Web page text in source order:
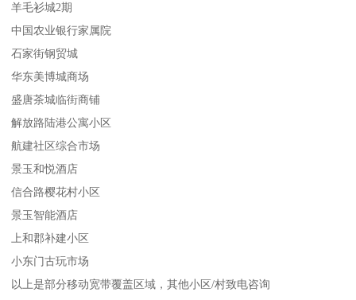
羊毛衫城2期
中国农业银行家属院
石家街钢贸城
华东美博城商场
盛唐茶城临街商铺
解放路陆港公寓小区
航建社区综合市场
景玉和悦酒店
信合路樱花村小区
景玉智能酒店
上和郡补建小区
小东门古玩市场
以上是部分移动宽带覆盖区域，其他小区/村致电咨询